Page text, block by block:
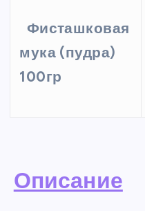
Фисташковая
мука (пудра)
100гр
Описание